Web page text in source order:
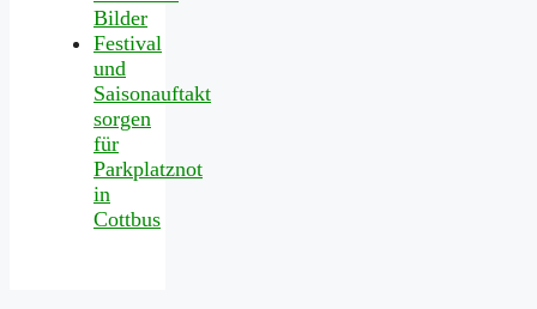
Bilder
Festival
und
Saisonauftakt
sorgen
für
Parkplatznot
in
Cottbus